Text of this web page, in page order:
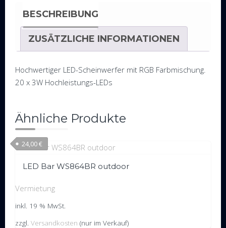
LED
Menge
BESCHREIBUNG
ZUSÄTZLICHE INFORMATIONEN
Hochwertiger LED-Scheinwerfer mit RGB Farbmischung.
20 x 3W Hochleistungs-LEDs
Ähnliche Produkte
LED Bar WS864BR outdoor
24,00€
Vermietung
inkl. 19 % MwSt.
zzgl. Versandkosten (nur im Verkauf)